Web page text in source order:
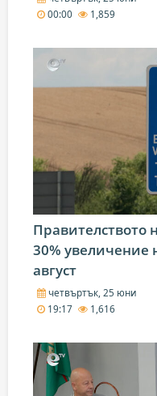
00:00
1,859
Правителството
30% увеличение
август
четвъртък, 25 юни
19:17
1,616